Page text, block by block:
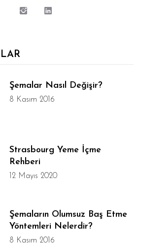
Şemalar Nasıl Değişir?
8 Kasım 2016
Strasbourg Yeme İçme
Rehberi
12 Mayıs 2020
Şemaların Olumsuz Baş Etme
Yöntemleri Nelerdir?
8 Kasım 2016